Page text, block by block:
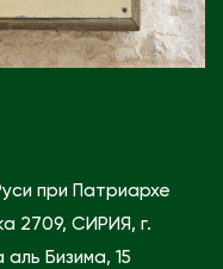
при Патриархе
2709, СИРИЯ, г.
Бизима, 15